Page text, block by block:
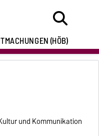
(HÖB)
und Kommunikation